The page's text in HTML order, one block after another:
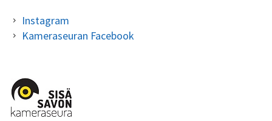
Instagram
Kameraseuran Facebook
ALAPALKIN
SIVUPALKKI